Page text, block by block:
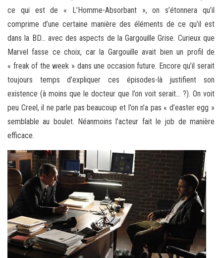
ce qui est de « L’Homme-Absorbant », on s’étonnera qu’il
comprime d’une certaine manière des éléments de ce qu’il est
dans la BD… avec des aspects de la Gargouille Grise. Curieux que
Marvel fasse ce choix, car la Gargouille avait bien un profil de
« freak of the week » dans une occasion future. Encore qu’il serait
toujours temps d’expliquer ces épisodes-là justifient son
existence (à moins que le docteur que l’on voit serait… ?). On voit
peu Creel, il ne parle pas beaucoup et l’on n’a pas « d’easter egg »
semblable au boulet. Néanmoins l’acteur fait le job de manière
efficace.